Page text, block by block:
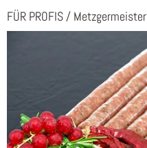
FÜR PROFIS / Metzgermeister